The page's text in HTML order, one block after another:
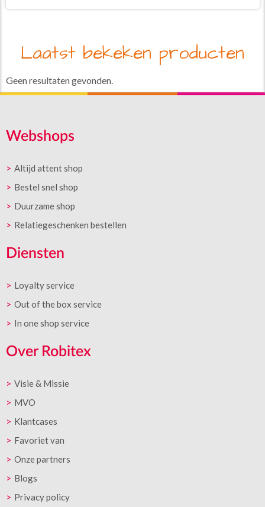
Laatst bekeken producten
Geen resultaten gevonden.
Webshops
Altijd attent shop
Bestel snel shop
Duurzame shop
Relatiegeschenken bestellen
Diensten
Loyalty service
Out of the box service
In one shop service
Over Robitex
Visie & Missie
MVO
Klantcases
Favoriet van
Onze partners
Blogs
Privacy policy